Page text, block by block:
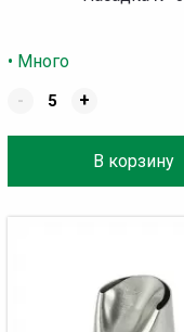
• Много
-
+
В корзину